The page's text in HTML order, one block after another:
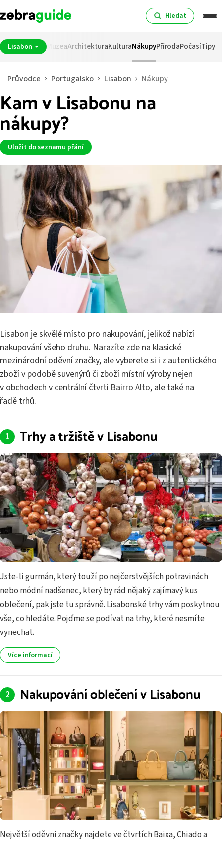
Hledat
Lisabon
Noční životMuzeaArchitekturaKulturaNákupyPřírodaPočasíTipy
Průvodce Portugalsko Lisabon Nákupy
Kam v Lisabonu na
nákupy?
Uložit do seznamu přání
Lisabon je skvělé místo pro nakupování, jelikož nabízí
nakupování všeho druhu. Narazíte zde na klasické
mezinárodní oděvní značky, ale vyberete si i z autentického
zboží v podobě suvenýrů či zboží místní výroby nejen
v obchodech v centrální čtvrti Bairro Alto, ale také na
řadě trhů.
Trhy a tržiště v Lisabonu
Jste-li gurmán, který touží po nejčerstvějších potravinách
nebo módní nadšenec, který by rád nějaký zajímavý kus
oblečení, pak jste tu správně. Lisabonské trhy vám poskytnou
vše, co hledáte. Pojďme se podívat na trhy, které nesmíte
vynechat.
Více informací
Nakupování oblečení v Lisabonu
Největší oděvní značky najdete ve čtvrtích Baixa, Chiado a